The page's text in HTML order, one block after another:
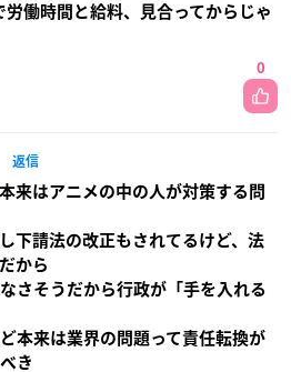
働時間と給料、見合ってからじゃ
0
返信
来はアニメの中の人が対策する問
下請法の改正もされてるけど、法
から
さそうだから行政が「手を入れる
本来は業界の問題って責任転換が
き